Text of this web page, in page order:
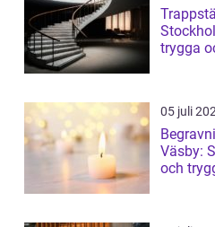
trygga
05 juli
Väsby:
och